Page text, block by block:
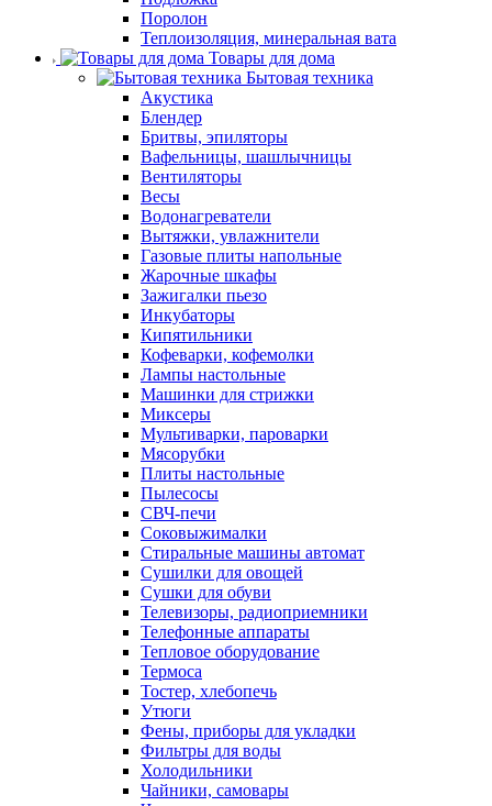
Поролон
Теплоизоляция, минеральная вата
Товары для дома
Бытовая техника
Акустика
Блендер
Бритвы, эпиляторы
Вафельницы, шашлычницы
Вентиляторы
Весы
Водонагреватели
Вытяжки, увлажнители
Газовые плиты напольные
Жарочные шкафы
Зажигалки пьезо
Инкубаторы
Кипятильники
Кофеварки, кофемолки
Лампы настольные
Машинки для стрижки
Миксеры
Мультиварки, пароварки
Мясорубки
Плиты настольные
Пылесосы
СВЧ-печи
Соковыжималки
Стиральные машины автомат
Сушилки для овощей
Сушки для обуви
Телевизоры, радиоприемники
Телефонные аппараты
Тепловое оборудование
Термоса
Тостер, хлебопечь
Утюги
Фены, приборы для укладки
Фильтры для воды
Холодильники
Чайники, самовары